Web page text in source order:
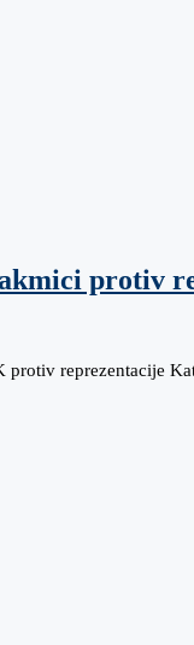
protiv
protiv reprezentacije